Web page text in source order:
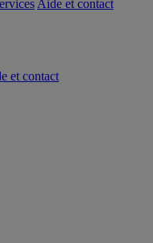
Aide et contact
et contact